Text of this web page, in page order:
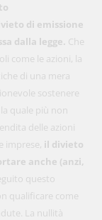
di emissione
dalla legge. Che
come le azioni, la
di una mera
sostenere
quale più non
delle azioni
imprese, il divieto
anche (anzi,
questo
qualificare come
La nullità